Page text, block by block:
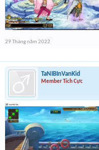
29 Tháng năm 2022
TaNIBInVanKid
Member Tích Cực